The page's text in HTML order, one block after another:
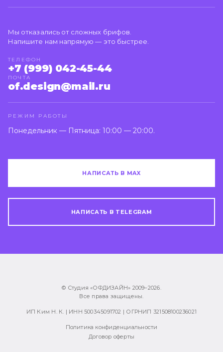
Мы отказались от сложных брифов.
Напишите нам напрямую — это быстрее.
ТЕЛЕФОН
+7 (999) 042-45-44
ПОЧТА
of.design@mail.ru
РЕЖИМ РАБОТЫ
Понедельник — Пятница: 10:00 — 20:00.
НАПИСАТЬ В MAX
НАПИСАТЬ В TELEGRAM
© Студия «ОФДИЗАЙН» 2009–2026
Все права защищены.
ИП Ким Н. К. | ИНН 500345091702 | ОГРНИП 321508100236021
Политика конфиденциальности
Договор оферты